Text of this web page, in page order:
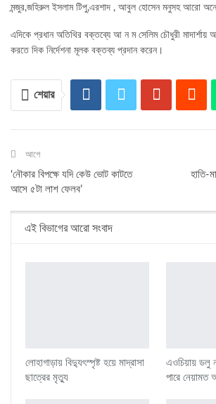
মন্জুর,জহিরুল ইসলাম টিপু,এরশাদ , আবুল হোসেন মনুসহ আরো
এদিকে প্রধান অতিথির বক্তব্যে আ ন ম সেলিম চৌধুরী মাদার্শায়
করতে দিক নির্দেশনা মূলক বক্তব্য প্রদান করেন।
শেয়ার
আগে
‘নৌকার বিপক্ষে যদি কেউ ভোট কাটতে
আসে ৫টা লাশ ফেলব’
হাতি-
এই বিভাগের আরো সংবাদ
লোহাগাড়ায় বিদ্যুৎস্পৃষ্ট হয়ে মাদ্রাসা
ছাত্রের মৃত্যু
এওচিয়ায় ডলু
পারে নেয়ামত